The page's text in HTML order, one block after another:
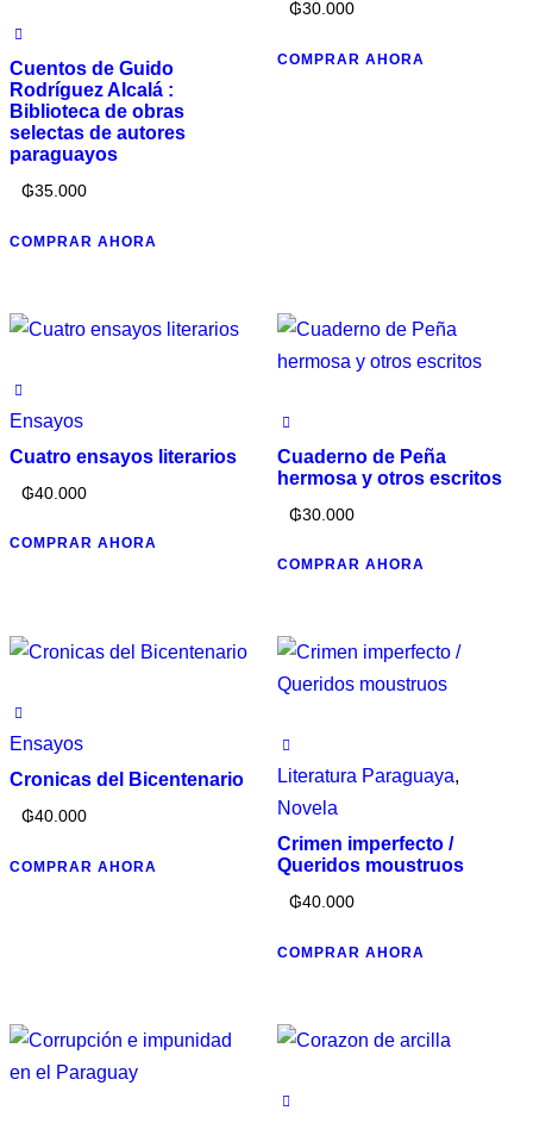
Cuentos de Guido
Rodríguez Alcalá :
Biblioteca de obras
selectas de autores
paraguayos
₲35.000
COMPRAR AHORA
₲30.000
COMPRAR AHORA
Ensayos
Cuatro ensayos literarios
₲40.000
COMPRAR AHORA
Cuaderno de Peña
hermosa y otros escritos
₲30.000
COMPRAR AHORA
Ensayos
Cronicas del Bicentenario
₲40.000
COMPRAR AHORA
Literatura Paraguaya,
Novela
Crimen imperfecto /
Queridos moustruos
₲40.000
COMPRAR AHORA